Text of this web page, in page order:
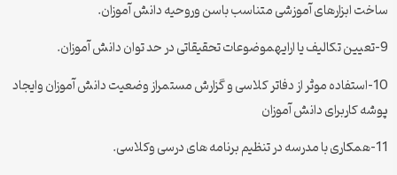
ساخت ابزارهای آموزشی متناسب باسن وروحیه دانش آموزان.
9-تعیین تکالیف یا ارایهموضوعات تحقیقاتی در حد توان دانش آموزان.
10-استفاده موثر از دفاتر کلاسی و گزارش مستمراز وضعیت دانش آموزان وایجاد
پوشه کاربرای دانش آموزان
11-همکاری با مدرسه در تنظیم برنامه های درسی وکلاسی.